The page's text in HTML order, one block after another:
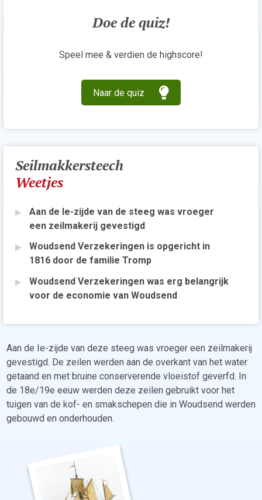
Doe de quiz!
Speel mee & verdien de highscore!
Naar de quiz
Seilmakkersteech
Weetjes
Aan de Ie-zijde van de steeg was vroeger
een zeilmakerij gevestigd
Woudsend Verzekeringen is opgericht in
1816 door de familie Tromp
Woudsend Verzekeringen was erg belangrijk
voor de economie van Woudsend
Aan de Ie-zijde van deze steeg was vroeger een zeilmakerij
gevestigd. De zeilen werden aan de overkant van het water
getaand en met bruine conserverende vloeistof geverfd. In
de 18e/19e eeuw werden deze zeilen gebruikt voor het
tuigen van de kof- en smakschepen die in Woudsend werden
gebouwd en onderhouden.